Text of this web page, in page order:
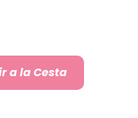
a la Cesta